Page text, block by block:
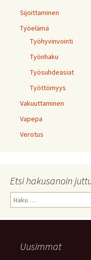
Sijoittaminen
Työelämä
Työhyvinvointi
Työnhaku
Työsuhdeasiat
Työttömyys
Vakuuttaminen
Vapepa
Verotus
Etsi hakusanoin
Haku:
Uusimmat